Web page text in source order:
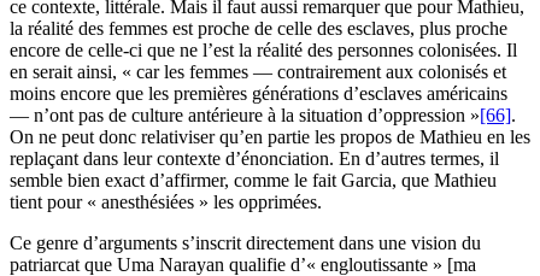
ce contexte, littérale. Mais il faut aussi remarquer que pour Mathieu,
la réalité des femmes est proche de celle des esclaves, plus proche
encore de celle-ci que ne l’est la réalité des personnes colonisées. Il
en serait ainsi, « car les femmes — contrairement aux colonisés et
moins encore que les premières générations d’esclaves américains
— n’ont pas de culture antérieure à la situation d’oppression »[66].
On ne peut donc relativiser qu’en partie les propos de Mathieu en les
replaçant dans leur contexte d’énonciation. En d’autres termes, il
semble bien exact d’affirmer, comme le fait Garcia, que Mathieu
tient pour « anesthésiées » les opprimées.
Ce genre d’arguments s’inscrit directement dans une vision du
patriarcat que Uma Narayan qualifie d’« engloutissante » [ma